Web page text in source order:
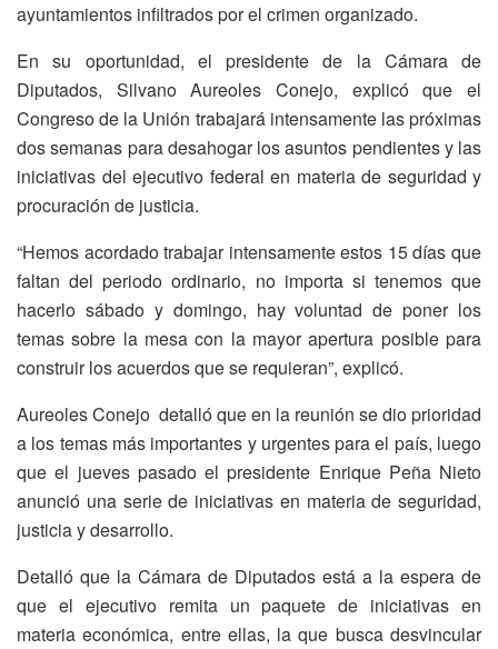
ayuntamientos infiltrados por el crimen organizado.
En su oportunidad, el presidente de la Cámara de
Diputados, Silvano Aureoles Conejo, explicó que el
Congreso de la Unión trabajará intensamente las próximas
dos semanas para desahogar los asuntos pendientes y las
iniciativas del ejecutivo federal en materia de seguridad y
procuración de justicia.
“Hemos acordado trabajar intensamente estos 15 días que
faltan del periodo ordinario, no importa si tenemos que
hacerlo sábado y domingo, hay voluntad de poner los
temas sobre la mesa con la mayor apertura posible para
construir los acuerdos que se requieran”, explicó.
Aureoles Conejo detalló que en la reunión se dio prioridad
a los temas más importantes y urgentes para el país, luego
que el jueves pasado el presidente Enrique Peña Nieto
anunció una serie de iniciativas en materia de seguridad,
justicia y desarrollo.
Detalló que la Cámara de Diputados está a la espera de
que el ejecutivo remita un paquete de iniciativas en
materia económica, entre ellas, la que busca desvincular